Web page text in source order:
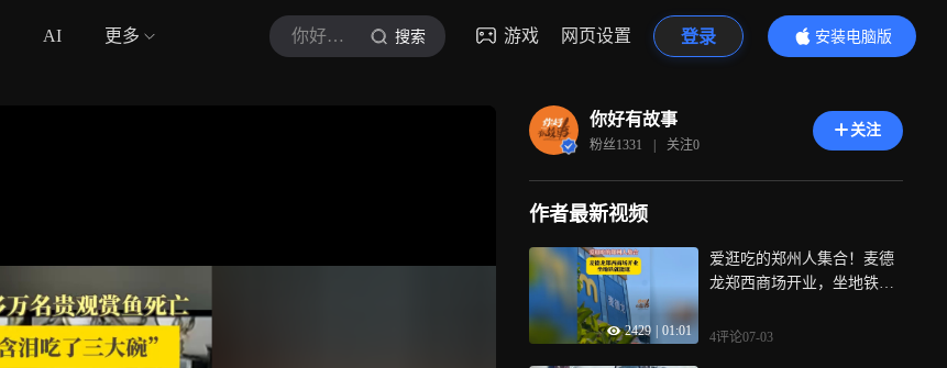
AI 更多 你好有故事 搜索 游戏 网页设置 登录
安装电脑版
内容更精彩
你好有故事
粉丝1331 | 关注0
关注
作者最新视频
2429 01:01
爱逛吃的郑州人集合！麦德
龙郑西商场开业，坐地铁就
4评论07-03